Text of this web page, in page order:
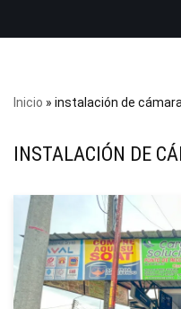
Inicio » instalación de
INSTALACIÓN DE